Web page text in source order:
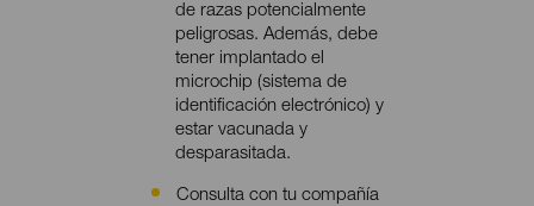
de razas potencialmente
peligrosas. Además, debe
tener implantado el
microchip (sistema de
identificación electrónico) y
estar vacunada y
desparasitada.
Consulta con tu compañía